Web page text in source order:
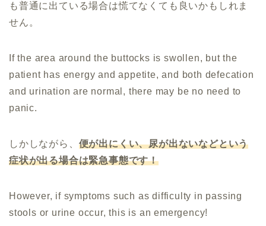
も普通に出ている場合は慌てなくても良いかもしれま
せん。
If the area around the buttocks is swollen, but the
patient has energy and appetite, and both defecation
and urination are normal, there may be no need to
panic.
しかしながら、 便が出にくい、尿が出ないなどという
症状が出る場合は緊急事態です！
However, if symptoms such as difficulty in passing
stools or urine occur, this is an emergency!